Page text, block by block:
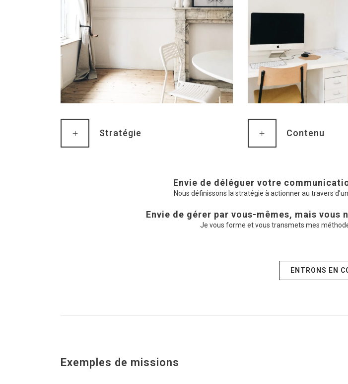
Stratégie Contenu
Envie de déléguer votre
Nous définissons la stratégie à actionner au travers
Envie de gérer par vous-mêmes, mais vous
Je vous forme et vous transmets mes
ENTRONS EN
Exemples de missions